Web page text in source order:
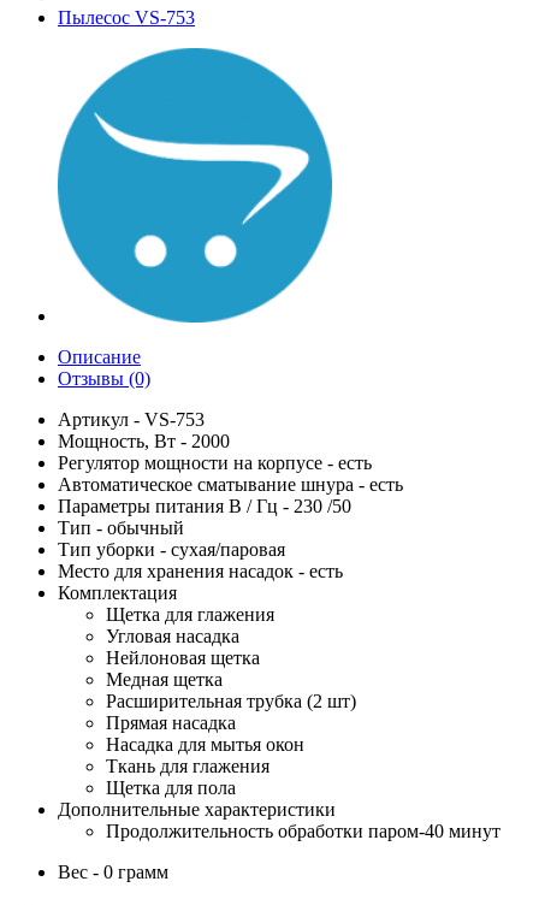
Пылесос VS-753
Описание
Отзывы (0)
Артикул - VS-753
Мощность, Вт - 2000
Регулятор мощности на корпусе - есть
Автоматическое сматывание шнура - есть
Параметры питания В / Гц - 230 /50
Тип - обычный
Тип уборки - сухая/паровая
Место для хранения насадок - есть
Комплектация
Щетка для глажения
Угловая насадка
Нейлоновая щетка
Медная щетка
Расширительная трубка (2 шт)
Прямая насадка
Насадка для мытья окон
Ткань для глажения
Щетка для пола
Дополнительные характеристики
Продолжительность обработки паром-40 минут
Вес - 0 грамм